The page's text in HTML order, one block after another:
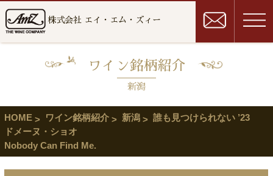
株式会社 エイ・エム・ズィー
ワイン銘柄紹介
新潟
HOME ワイン銘柄紹介 新潟
誰も見つけられない ’23
ドメーヌ・ショオ
Nobody Can Find Me.